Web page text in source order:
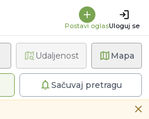
Postavi oglasUloguj se
Mapa
filterSačuvaj pretragu
Udaljenost